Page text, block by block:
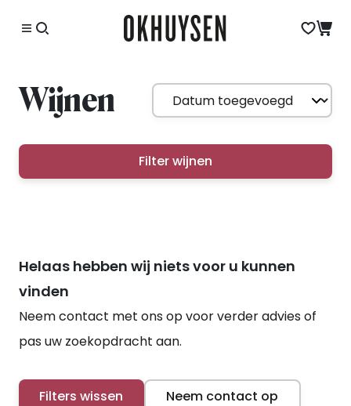
Wijnen
Filter wijnen
Helaas hebben wij niets voor u kunnen
vinden
Neem contact met ons op voor verder advies of
pas uw zoekopdracht aan.
Filters wissen Neem contact op